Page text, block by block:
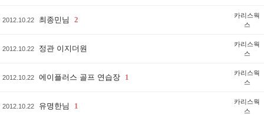
2012.10.22 최종민님 2
카리스웍
스
2012.10.22 정관 이지더원
카리스웍
스
2012.10.22 에이플러스 골프 연습장 1
카리스웍
스
2012.10.22 유명한님 1
카리스웍
스